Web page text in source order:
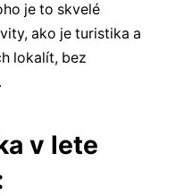
je to skvelé
ako je turistika a
lokalít, bez
v lete